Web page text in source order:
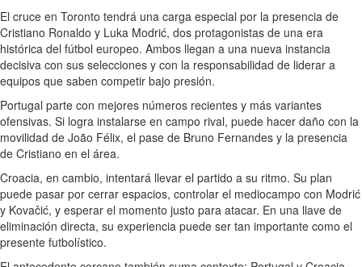
El cruce en Toronto tendrá una carga especial por la presencia de
Cristiano Ronaldo y Luka Modrić, dos protagonistas de una era
histórica del fútbol europeo. Ambos llegan a una nueva instancia
decisiva con sus selecciones y con la responsabilidad de liderar a
equipos que saben competir bajo presión.
Portugal parte con mejores números recientes y más variantes
ofensivas. Si logra instalarse en campo rival, puede hacer daño con la
movilidad de João Félix, el pase de Bruno Fernandes y la presencia
de Cristiano en el área.
Croacia, en cambio, intentará llevar el partido a su ritmo. Su plan
puede pasar por cerrar espacios, controlar el mediocampo con Modrić
y Kovačić, y esperar el momento justo para atacar. En una llave de
eliminación directa, su experiencia puede ser tan importante como el
presente futbolístico.